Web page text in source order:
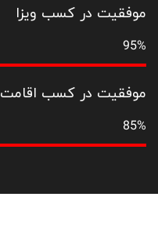
موفقیت در کسب ویزا
95%
موفقیت در کسب اقامت
85%